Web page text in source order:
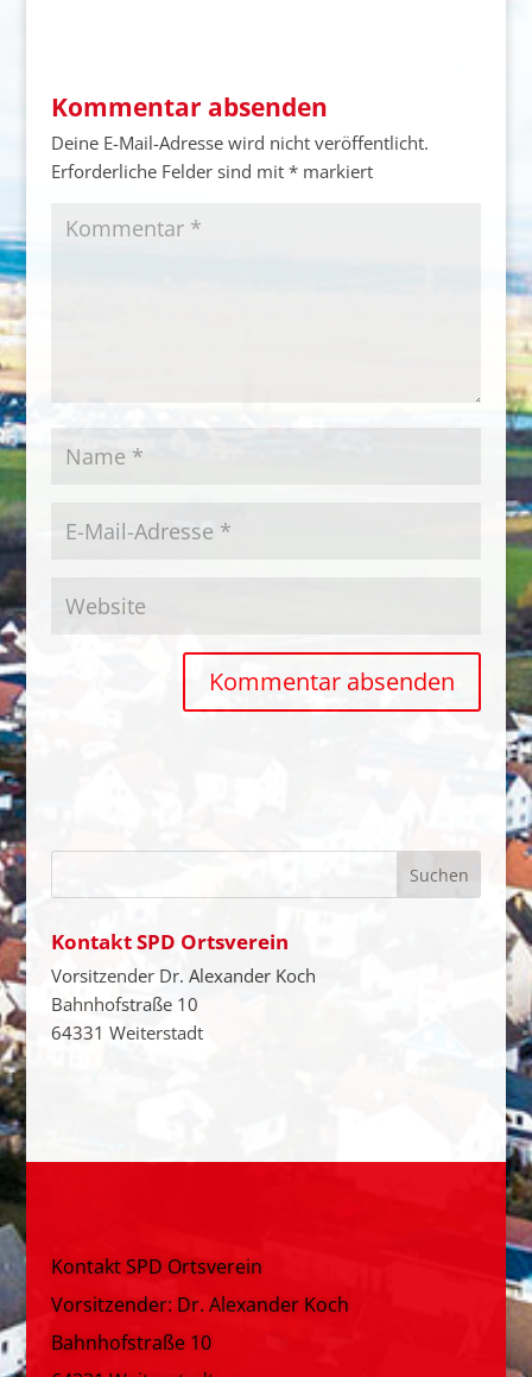
Kommentar absenden
Deine E-Mail-Adresse wird nicht veröffentlicht.
Erforderliche Felder sind mit *markiert
Kontakt SPD Ortsverein
Vorsitzender Dr. Alexander Koch
Bahnhofstraße 10
64331 Weiterstadt
Kontakt SPD Ortsverein
Vorsitzender: Dr. Alexander Koch
Bahnhofstraße 10